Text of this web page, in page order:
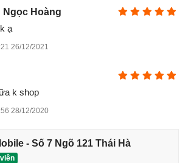
Ngọc Hoàng
ạ
26/12/2021
k shop
28/12/2020
- Số 7 Ngõ 121 Thái Hà